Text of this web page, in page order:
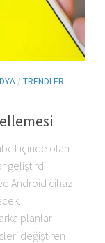
/TRENDLER
içinde olan
geliştirdi.
Android cihaz
planlar
değiştiren